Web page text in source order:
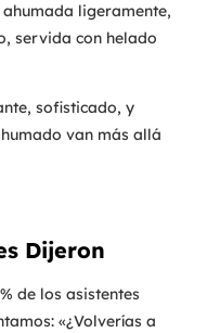
ligeramente,
servida con helado
sofisticado, y
van más allá
Dijeron
de los asistentes
«¿Volverías a